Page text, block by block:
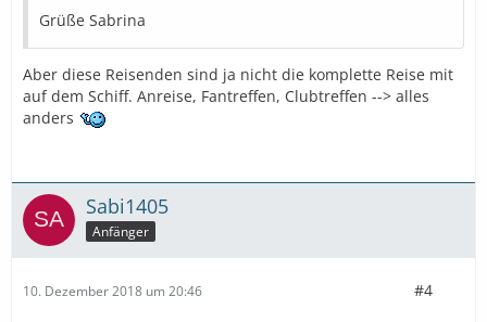
Grüße Sabrina
Aber diese Reisenden sind ja nicht die komplette Reise mit
auf dem Schiff. Anreise, Fantreffen, Clubtreffen --> alles
anders
Sabi1405
Anfänger
10. Dezember 2018 um 20:46 #4